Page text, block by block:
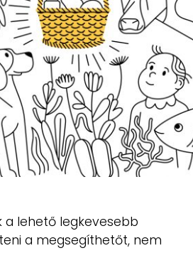
a lehető legkevesebb
a megsegíthetőt, nem